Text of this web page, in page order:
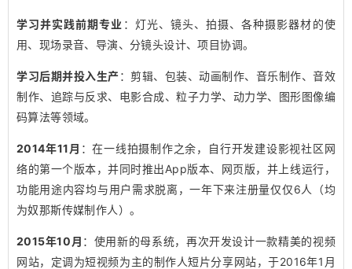
学习并实践前期专业 ：灯光、镜头、拍摄、各种摄影器材的使
用、现场录音、导演、分镜头设计、项目协调。
学习后期并投入生产 ：剪辑、包装、动画制作、音乐制作、音效
制作、追踪与反求、电影合成、粒子力学、动力学、图形图像编
码算法等领域。
2014年11月 ：在一线拍摄制作之余，自行开发建设影视社区网
络的第一个版本，并同时推出App版本、网页版，并上线运行，
功能用途内容均与用户需求脱离，一年下来注册量仅仅6人（均
为奴那斯传媒制作人）。
2015年10月 ：使用新的母系统，再次开发设计一款精美的视频
网站，定调为短视频为主的制作人短片分享网站，于2016年1月